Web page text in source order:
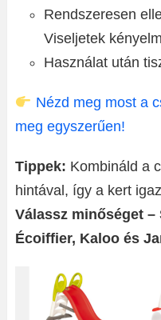
Rendszeresen
Viseljetek
Használat után
Nézd meg most a
meg egyszerűen!
Tippek: Kombináld a
hintával, így a kert
Válassz minőséget –
Écoiffier, Kaloo és